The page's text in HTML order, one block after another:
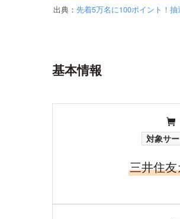
出典： 先着5万名に100ポイント！
基本情報
対象サ
三井住